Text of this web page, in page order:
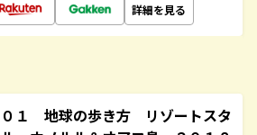
詳細を見る
０１ 地球の歩き方 リゾートスタ